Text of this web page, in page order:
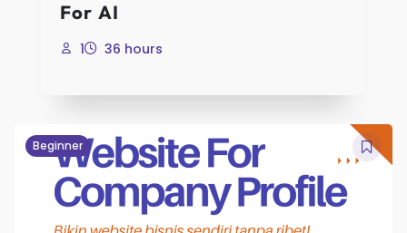
For AI
1 36 hours
Beginner